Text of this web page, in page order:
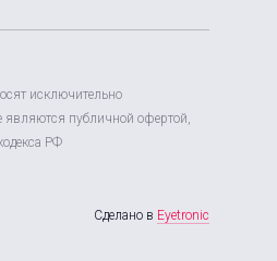
исключительно
публичной офертой,
РФ
Сделано в Eyetronic